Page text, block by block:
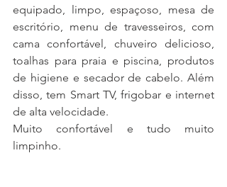
equipado, limpo, espaçoso, mesa de
escritório, menu de travesseiros , com
toalhas para praia e piscina, produtos
de higiene e secador de cabelo. Além
disso, tem Smart TV, frigobar e internet
de alta velocidade.
Muito confortável e tudo muito
limpinho.